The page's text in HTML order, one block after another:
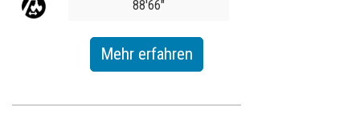
88'66"
Mehr erfahren